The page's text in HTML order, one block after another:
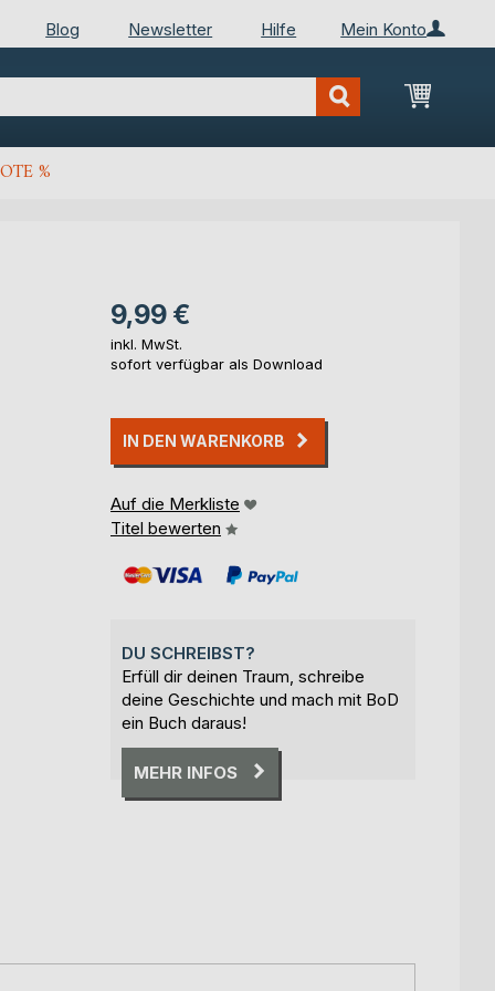
Mein Konto
Blog Newsletter Hilfe
Mein
%
9,99 €
inkl. MwSt.
sofort verfügbar als Download
IN DEN WARENKORB
Auf die Merkliste
Titel bewerten
DU SCHREIBST?
Erfüll dir deinen Traum, schreibe
deine Geschichte und mach mit BoD
ein Buch daraus!
MEHR INFOS